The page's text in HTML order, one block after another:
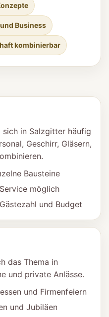
Business
kombinierbar
in Salzgitter häufig
Geschirr, Gläsern,
Bausteine
möglich
und Budget
das Thema in
und private Anlässe.
und Firmenfeiern
und Jubiläen